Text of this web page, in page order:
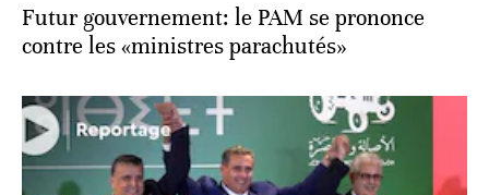
Futur gouvernement: le PAM se prononce
contre les «ministres parachutés»